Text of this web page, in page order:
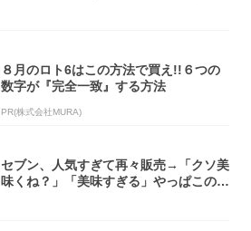
８月のロト6はこの方法で買え!!６つの
数字が『完全一致』する方法
PR(株式会社MURA)
セブン、人気すぎて再々販売→「クソ美
味くね？」「美味すぎる」やっぱこのク